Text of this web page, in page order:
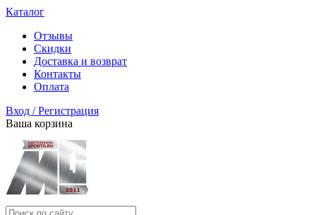
Каталог
Отзывы
Скидки
Доставка и возврат
Контакты
Оплата
Вход / Регистрация
Ваша корзина